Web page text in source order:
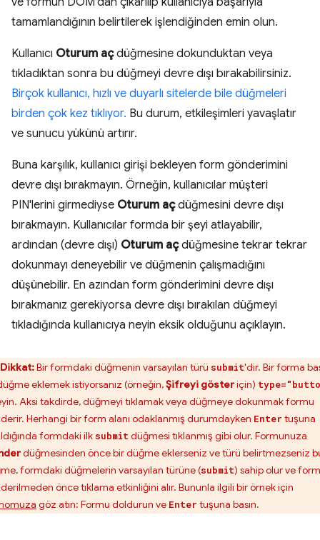
tamamlandığının belirtilerek işlendiğinden emin olun.
Kullanıcı Oturum açdüğmesine dokunduktan veya
tıkladıktan sonra bu düğmeyi devre dışı bırakabilirsiniz.
Birçok kullanıcı, hızlı ve duyarlı sitelerde bile düğmeleri
birden çok kez tıklıyor. Bu durum, etkileşimleri yavaşlatır
ve sunucu yükünü artırır.
Buna karşılık, kullanıcı girişi bekleyen form gönderimini
devre dışı bırakmayın. Örneğin, kullanıcılar müşteri
PIN'lerini girmediyse Oturum açdüğmesini devre dışı
bırakmayın. Kullanıcılar formda bir şeyi atlayabilir,
ardından (devre dışı) Oturum açdüğmesine tekrar tekrar
dokunmayı deneyebilir ve düğmenin çalışmadığını
düşünebilir. En azından form gönderimini devre dışı
bırakmanız gerekiyorsa devre dışı bırakılan düğmeyi
tıkladığında kullanıcıya neyin eksik olduğunu açıklayın.
Dikkat:Bir formdaki düğmenin varsayılan türü submit'dir. Bir forma
eklemek istiyorsanız (örneğin,Şifreyi gösteriçin)
Aksi takdirde, düğmeyi tıklamak veya düğmeye dokunmak formu
Herhangi bir form alanı odaklanmış durumdayken Enter tuşuna
formdaki ilk submitdüğmesi tıklanmış gibi olur. Formunuza
düğmesinden önce bir düğme eklerseniz ve türü belirtmezseniz
formdaki düğmelerin varsayılan türüne (submit) sahip olur ve form
önce tıklama etkinliğini alır. Bununla ilgili bir örnek için
göz atın: Formu doldurun ve Enter tuşuna basın.